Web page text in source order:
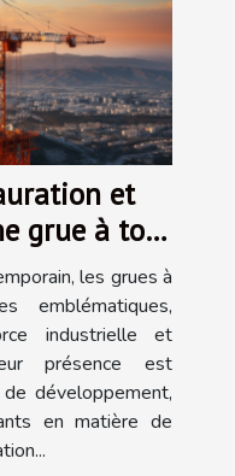
et
grue à tour
les grues à
emblématiques,
industrielle et
présence est
développement,
en matière de